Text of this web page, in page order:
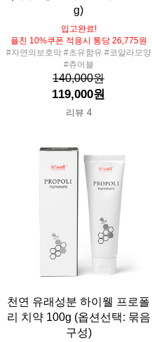
g)
입고완료!
플친 10%쿠폰 적용시 통당 26,775원
#자연의보호막 #초유함유 #코알라모양
#츄어블
140,000원
119,000원
리뷰 4
천연 유래성분 하이웰 프로폴
리 치약 100g (옵션선택: 묶음
구성)